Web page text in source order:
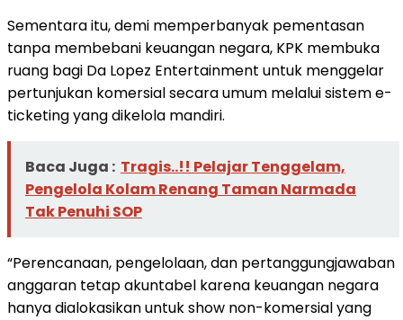
Sementara itu, demi memperbanyak pementasan
tanpa membebani keuangan negara, KPK membuka
ruang bagi Da Lopez Entertainment untuk menggelar
pertunjukan komersial secara umum melalui sistem e-
ticketing yang dikelola mandiri.
Baca Juga : Tragis..!! Pelajar Tenggelam,
Pengelola Kolam Renang Taman Narmada
Tak Penuhi SOP
“Perencanaan, pengelolaan, dan pertanggungjawaban
anggaran tetap akuntabel karena keuangan negara
hanya dialokasikan untuk show non-komersial yang